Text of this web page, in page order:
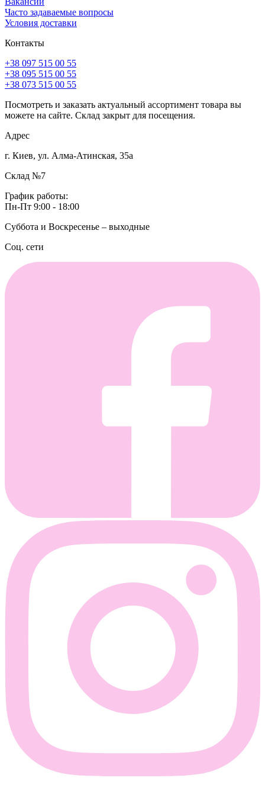
Часто задаваемые вопросы
Условия доставки
Контакты
+38 097 515 00 55
+38 095 515 00 55
+38 073 515 00 55
Посмотреть и заказать актуальный ассортимент товара вы
можете на сайте. Склад закрыт для посещения.
Адрес
г. Киев, ул. Алма-Атинская, 35а
Склад №7
График работы:
Пн-Пт 9:00 - 18:00
Суббота и Воскресенье – выходные
Соц. сети